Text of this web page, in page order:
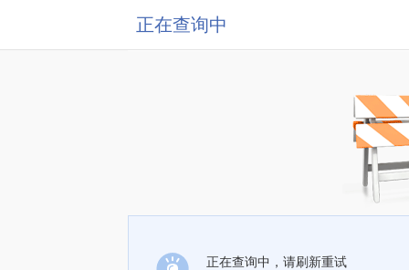
正在查询中
正在查询中，请刷新重试